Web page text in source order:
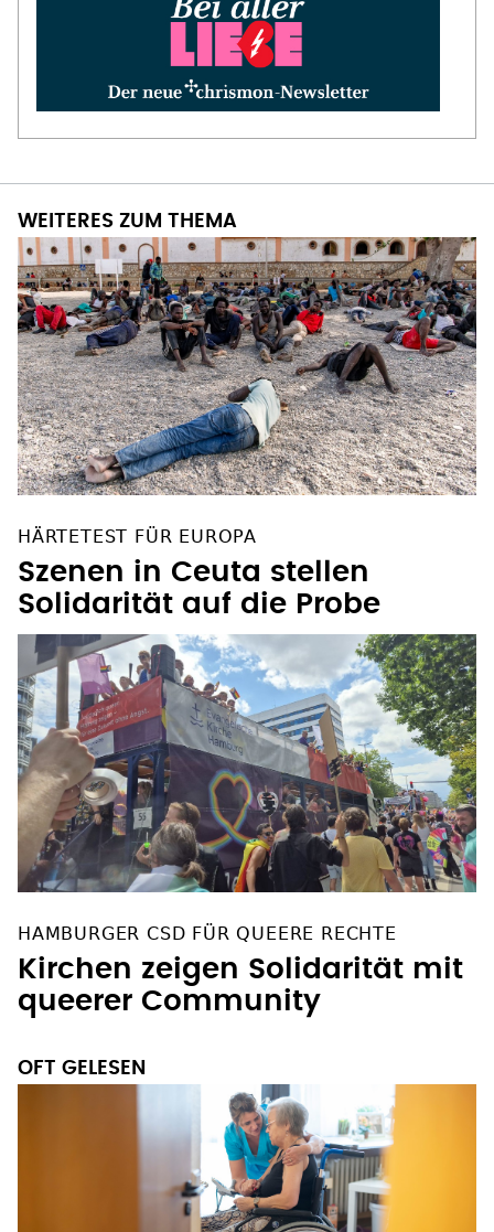
WEITERES ZUM THEMA
HÄRTETEST FÜR EUROPA
Szenen in Ceuta stellen
HAMBURGER CSD FÜR QUEERE RECHTE
Kirchen zeigen Solidarität mit
queerer Community
OFT GELESEN